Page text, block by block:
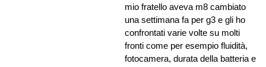
mio fratello aveva m8 cambiato
una settimana fa per g3 e gli ho
confrontati varie volte su molti
fronti come per esempio fluidità,
fotocamera, durata della batteria e